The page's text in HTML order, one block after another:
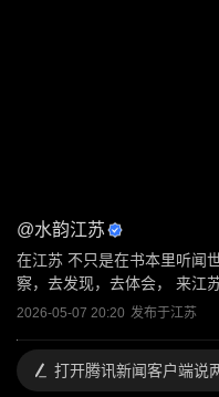
@水韵江苏
在江苏 不只是在书本里听闻
察，去发现，去体会， 来江
2026-05-07 20:20 发布于江苏
打开腾讯新闻客户端说